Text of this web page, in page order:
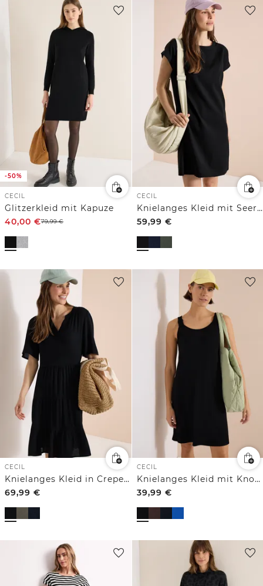
-50%
CECIL
Glitzerkleid mit Kapuze
40,00 €79,99€
CECIL
Knielanges Kleid mit Seersuckerstruktur
59,99 €
CECIL
Knielanges Kleid in Crepe-Struktur
69,99 €
CECIL
Knielanges Kleid mit Knotendetail
39,99 €